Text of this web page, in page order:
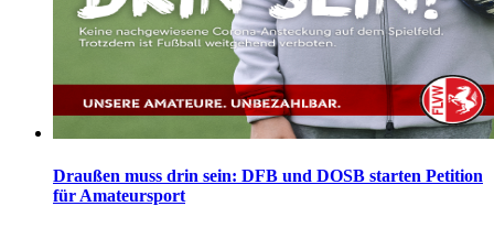
Draußen muss drin sein: DFB und DOSB starten Petition
für Amateursport